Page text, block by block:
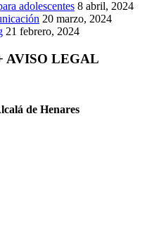
adolescentes 8 abril, 2024
20 marzo, 2024
21 febrero, 2024
AVISO LEGAL
de Henares